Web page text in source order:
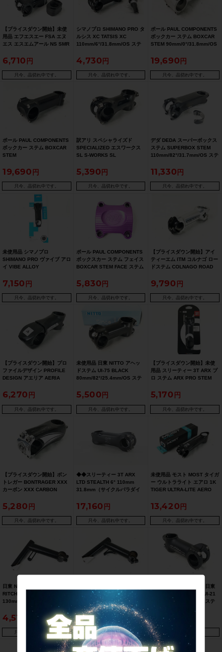
【プライスダウン開始】未使
用品 エフエスエー FSA エヌ
エス エスエムアール NS SMR
【お買い得SALE】
6,710
只今、品切れ中です。
シマノプロ SHIMANO PRO タ
ルシス XC TATSIS XC
110mm/6°/31.8mm/OS ステ
4,730
只今、品切れ中です。
ポール PAUL COMPONENTS
ボックカー ステム BOXCAR
STEM 90mm/0°/31.8mm/OS
19,690
只今、品切れ中です。
ポール PAUL COMPONENTS
ボックカー ステム BOXCAR
STEM
ム
19,690
只今、品切れ中です。
訳アリ スペシャライズド
SPECIALIZED エスワークス
SL S-WORKS SL
5,390
只今、品切れ中です。
デダ DEDA スーパーボックス
ステム SUPERBOX STEM
110mm/82°/31.7mm/OS ステ
11,330
只今、品切れ中です。
未使用品 シマノプロ
SHIMANO PRO ヴァイブ アロ
イ VIBE ALLOY
ム 〇
7,150
只今、品切れ中です。
ポール PAUL COMPONENTS
ボックスカー ステム フェイス
BOXCAR STEM FACE ステム
5,830
只今、品切れ中です。
【プライスダウン開始】アイ
ティーエム ITM コルナゴ ロー
ドステム COLNAGO ROAD
テム【お買い得SALE】
9,790
只今、品切れ中です。
【プライスダウン開始】プロ
ファイルデザイン PROFILE
DESIGN アエリア AERIA
80mm/73°/31.8mm/OS ステ
6,270
只今、品切れ中です。
未使用品 日東 NITTO アヘッ
ドステム UI-75 BLACK
80mm/82°/25.4mm/OS ステ
5,500
只今、品切れ中です。
【プライスダウン開始】未使
用品 スリーティー 3T ARX プ
ロ ステム ARX PRO STEM
ム【お買い得SALE】
5,170
只今、品切れ中です。
【プライスダウン開始】ボン
トレガー BONTRAGER XXX
カーボン XXX CARBON
カーボン【お買い得SALE】
5,280
只今、品切れ中です。
◆◆スリーティー 3T ARX
LTD STEALTH 6° 110mm
31.8mm（サイクルパラダイ
17,160
只今、品切れ中です。
未使用品 モスト MOST タイガ
ー ウルトラライト エアロ 1K
TIGER ULTRA-LITE AERO
テム
13,420
只今、品切れ中です。
日東 NITTO スレッドステム
RITCHEY FORCE MT-52
130mm/10°
25.4mm/22.2mm ステム
4,510
只今、品切れ中です。
NITTO スレッドステム
RITCHEY FORCE MT-53
120mm/10°
25.4mm/22.2mm ステム【お
買い得SALE】
5,060
只今、品切れ中です。
【プライスダウン開始】日東
NITTO アヘッドステム UI-21
BX 90mm/31.8mm/OS ステ
3,740